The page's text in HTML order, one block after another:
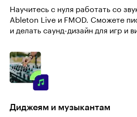
Научитесь с нуля работать со
Ableton Live и FMOD. Сможете
и делать саунд-дизайн для игр и
Диджеям и музыкантам